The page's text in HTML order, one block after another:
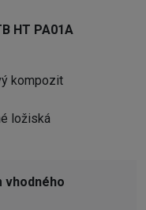
HT PA01A
kompozit
ložiská
vhodného